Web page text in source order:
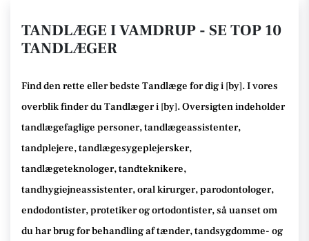
TANDLÆGE I VAMDRUP - SE TOP 10
TANDLÆGER
Find den rette eller bedste Tandlæge for dig i [by]. I vores
overblik finder du Tandlæger i [by].Oversigten indeholder
tandlægefaglige personer, tandlægeassistenter,
tandplejere, tandlægesygeplejersker,
tandlægeteknologer, tandteknikere,
tandhygiejneassistenter, oral kirurger, parodontologer,
endodontister, protetiker og ortodontister, såuanset om
du har brug for behandling af tænder, tandsygdomme- og